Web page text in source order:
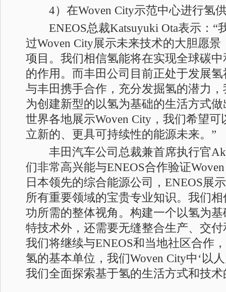
4）在Woven City示范中心进行氢
ENEOS总裁Katsuyuki Ota表示：“
过Woven City展示未来技术的大胆愿
项目。我们相信氢能将在实现全球碳
的作用。而丰田公司目前正处于发展
与丰田携手合作，充分发掘氢的潜力
为创建新型的以氢为基础的生活方式
世界各地展示Woven City，我们希望
立新的、更具可持续性的能源未来。”
丰田汽车公司总裁兼首席执行官
们非常高兴能与ENEOS合作验证
日本领先的综合能源公司，ENEOS展
所有重要领域的宝贵专业知识。我们
功所需的整体视角。构建一个以氢为
特技术外，还需要无缝整合生产、交
我们将继续与ENEOS和当地社区合作
氢的基本单位，我们Woven City中‘以
我们全面探索基于氢的生活方式和技术